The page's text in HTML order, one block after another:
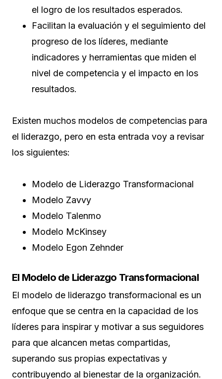
el logro de los resultados esperados.
Facilitan la evaluación y el seguimiento del
progreso de los líderes, mediante
indicadores y herramientas que miden el
nivel de competencia y el impacto en los
resultados.
Existen muchos modelos de competencias para
el liderazgo, pero en esta entrada voy a revisar
los siguientes:
Modelo de Liderazgo Transformacional
Modelo Zavvy
Modelo Talenmo
Modelo McKinsey
Modelo Egon Zehnder
El Modelo de Liderazgo Transformacional
El modelo de liderazgo transformacional es un
enfoque que se centra en la capacidad de los
líderes para inspirar y motivar a sus seguidores
para que alcancen metas compartidas,
superando sus propias expectativas y
contribuyendo al bienestar de la organización.